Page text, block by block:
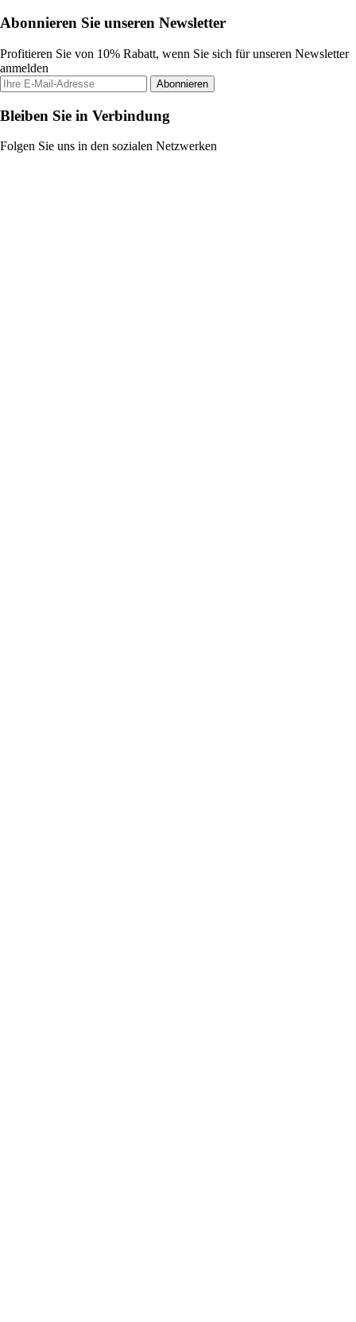
Abonnieren Sie unseren Newsletter
Profitieren Sie von 10% Rabatt, wenn Sie sich für unseren Newsletter
anmelden
Abonnieren
Bleiben Sie in Verbindung
Folgen Sie uns in den sozialen Netzwerken